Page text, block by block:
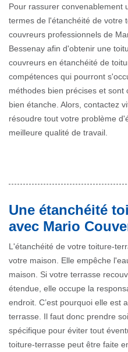
Pour rassurer convenablement
termes de l'étanchéité de votre
couvreurs professionnels de
Bessenay afin d'obtenir une
couvreurs en étanchéité de
compétences qui pourront
méthodes bien précises et
bien étanche. Alors, contactez
résoudre tout votre problème
meilleure qualité de travail.
Une étanchéité
avec Mario
L'étanchéité de votre toiture-
votre maison. Elle empêche
maison. Si votre terrasse
étendue, elle occupe la
endroit. C’est pourquoi elle est
terrasse. Il faut donc prendre
spécifique pour éviter tout
toiture-terrasse peut être faite